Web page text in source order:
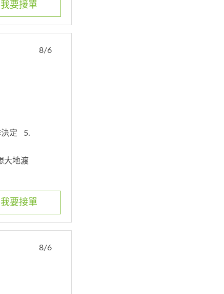
我要接單
8/6
定
5.
大地渡
我要接單
8/6